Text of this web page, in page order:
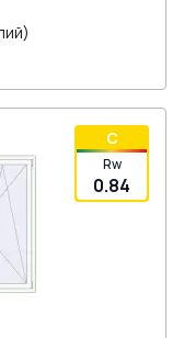
C
Rw
0.84